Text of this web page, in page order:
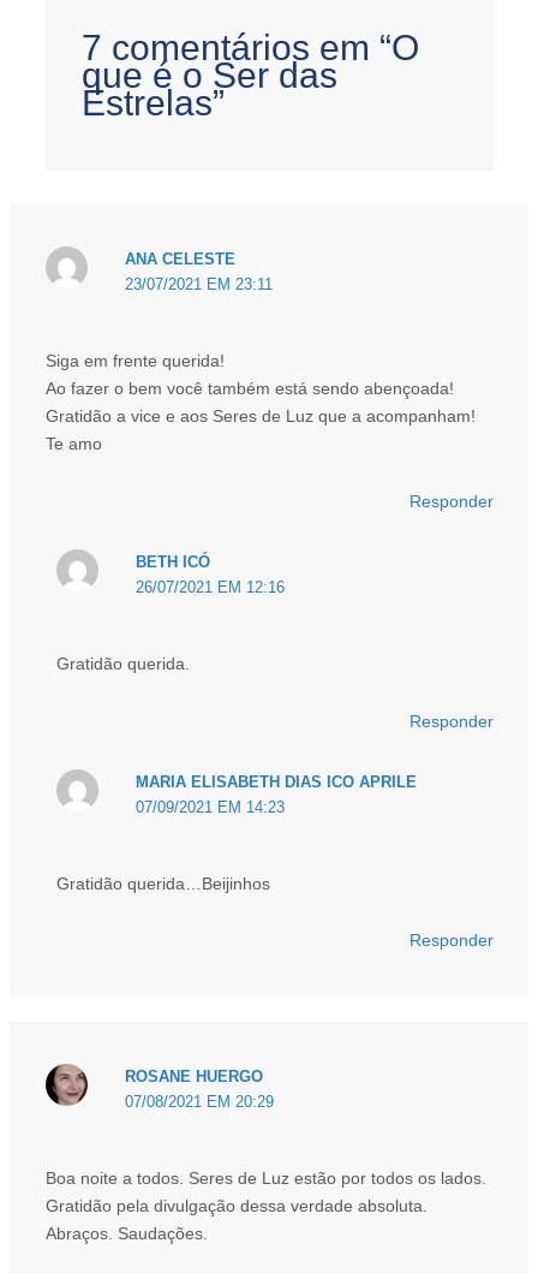
7 comentários em “O
que é o Ser das
Estrelas”
ANA CELESTE
23/07/2021 EM 23:11
Siga em frente querida!
Ao fazer o bem você também está sendo abençoada!
Gratidão a vice e aos Seres de Luz que a acompanham!
Te amo
Responder
BETH ICÓ
26/07/2021 EM 12:16
Gratidão querida.
Responder
MARIA ELISABETH DIAS ICO APRILE
07/09/2021 EM 14:23
Gratidão querida…Beijinhos
Responder
ROSANE HUERGO
07/08/2021 EM 20:29
Boa noite a todos. Seres de Luz estão por todos os lados.
Gratidão pela divulgação dessa verdade absoluta.
Abraços. Saudações.